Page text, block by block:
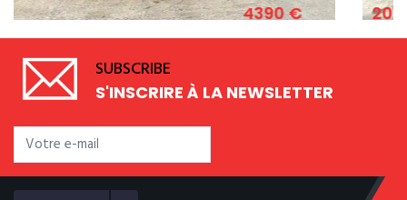
1.2 ESSENCE 82 CV
4390 € 2011
SUBSCRIBE
S'INSCRIRE À LA NEWSLETTER